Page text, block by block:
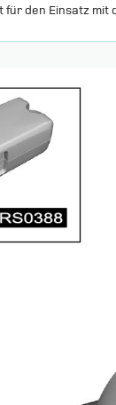
für den Einsatz